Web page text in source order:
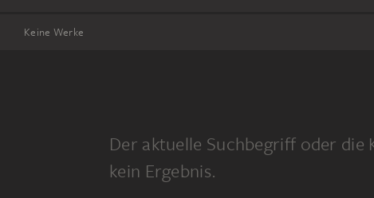
Keine Werke
Der aktuelle Suchbegriff oder
kein Ergebnis.